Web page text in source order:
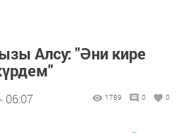
Алсу: "Әни кире
06:07 1789 0 0